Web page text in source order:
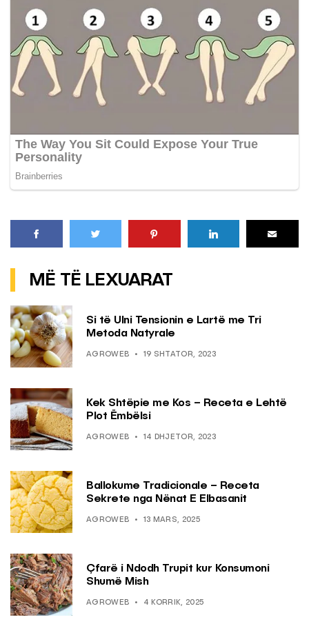
MË TË LEXUARAT
Si të Ulni Tensionin e Lartë me Tri
Metoda Natyrale
AGROWEB 19 SHTATOR, 2023
Kek Shtëpie me Kos – Receta e Lehtë
Plot Ëmbëlsi
AGROWEB 14 DHJETOR, 2023
Ballokume Tradicionale – Receta
Sekrete nga Nënat E Elbasanit
AGROWEB 13 MARS, 2025
Çfarë i Ndodh Trupit kur Konsumoni
Shumë Mish
AGROWEB 4 KORRIK, 2025